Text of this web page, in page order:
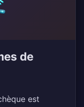
de
est